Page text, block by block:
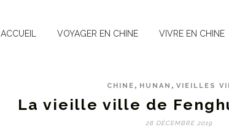
ACCUEIL VOYAGER EN CHINE VIVRE EN CHINE
CHINE , HUNAN , VIEILLES
La vieille ville de
28 DÉCEMBRE 2019